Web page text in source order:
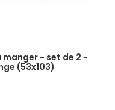
manger - set de 2 -
(53x103)